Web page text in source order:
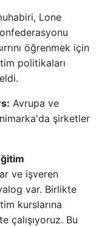
Lone
öğrenmek için
politikaları
Avrupa ve
şirketler
ve işveren
var. Birlikte
kurslarına
çalışıyoruz. Bu